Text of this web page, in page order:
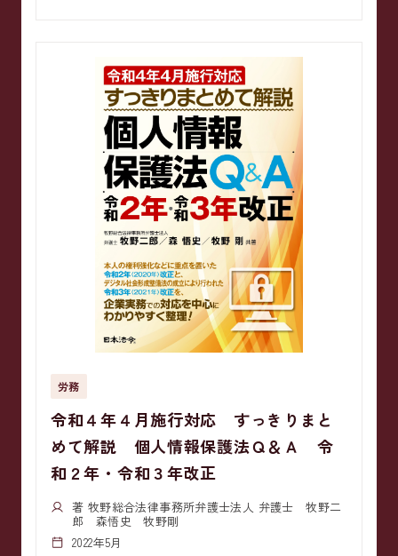
労務
令和４年４月施行対応 すっきりまと
めて解説 個人情報保護法Ｑ＆Ａ 令
和２年・令和３年改正
著 牧野総合法律事務所弁護士法人 弁護士 牧野二
郎 森悟史 牧野剛
2022年5月